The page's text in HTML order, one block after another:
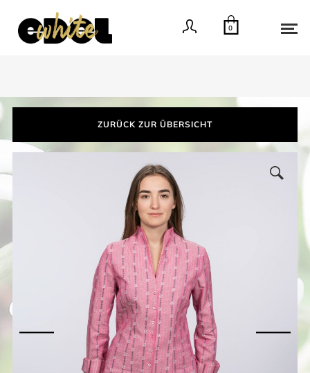
0
ZURÜCK ZUR ÜBERSICHT